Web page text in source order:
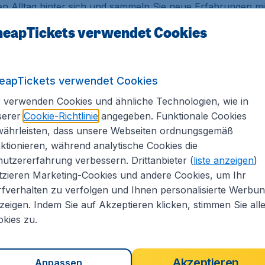
Alltag hinter sich und sammeln Sie neue Erfahrungen
Art?
mit CheapTickets.de
auf CheapTickets.de finden Sie die gute
eine Kutschfahrt durch Wien machen? Dann
werden immer beliebter. Städte wie New York, Los
Kulturen und die Geschichte der Städte.
Mazedonien
möchten, bietet Ihnen CheapTickets.de die Option
angeben. Mit dem Flugpreisvergleich auf
können Sie verschiedene Optionen wählen, damit
günstige Flüge.
verwendet Cookies
verwendet Cookies
verwenden Cookies und ähnliche Technologien, wie in
Cookie-Richtlinieangegeben. Funktionale Cookies
dass unsere Webseiten ordnungsgemäß
während analytische Cookies die
verbessern. Drittanbieter (liste anzeigen)
Marketing-Cookies und andere Cookies, um Ihr
zu verfolgen und Ihnen personalisierte
Indem Sie auf Akzeptieren klicken, stimmen Sie
zu.
Anpassen